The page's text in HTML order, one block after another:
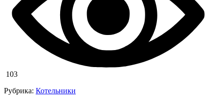
103
Рубрика: Котельники